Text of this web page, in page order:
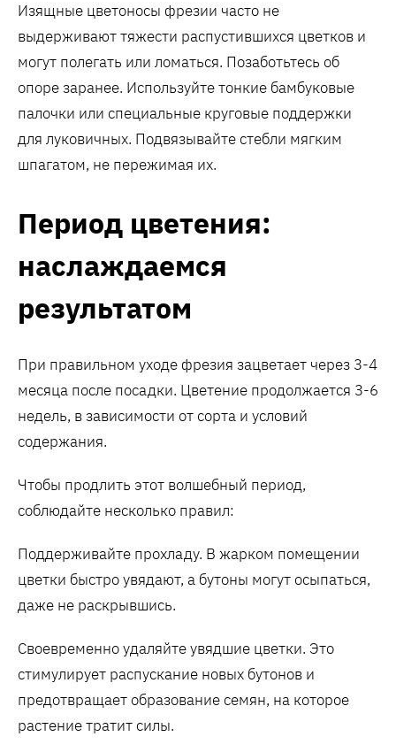
Изящные цветоносы фрезии часто не
выдерживают тяжести распустившихся цветков и
могут полегать или ломаться. Позаботьтесь об
опоре заранее. Используйте тонкие бамбуковые
палочки или специальные круговые поддержки
для луковичных. Подвязывайте стебли мягким
шпагатом, не пережимая их.
Период цветения:
наслаждаемся
результатом
При правильном уходе фрезия зацветает через 3-4
месяца после посадки. Цветение продолжается 3-6
недель, в зависимости от сорта и условий
содержания.
Чтобы продлить этот волшебный период,
соблюдайте несколько правил:
Поддерживайте прохладу. В жарком помещении
цветки быстро увядают, а бутоны могут осыпаться,
даже не раскрывшись.
Своевременно удаляйте увядшие цветки. Это
стимулирует распускание новых бутонов и
предотвращает образование семян, на которое
растение тратит силы.